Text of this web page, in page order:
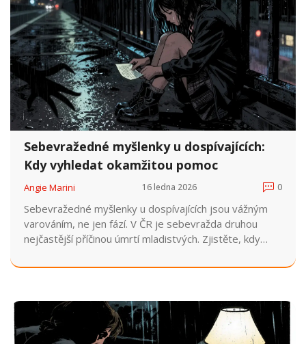
Sebevražedné myšlenky u dospívajících:
Kdy vyhledat okamžitou pomoc
Angie Marini 16 ledna 2026 0
Sebevražedné myšlenky u dospívajících jsou vážným
varováním, ne jen fází. V ČR je sebevražda druhou
nejčastější příčinou úmrtí mladistvých. Zjistěte, kdy